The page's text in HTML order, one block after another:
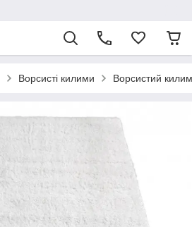
Ворсисті килими Ворсистий